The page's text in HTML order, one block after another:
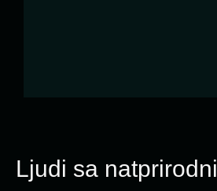
Ljudi sa